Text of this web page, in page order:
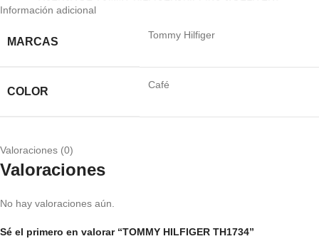
Información adicional
MARCAS
Tommy Hilfiger
COLOR
Café
Valoraciones (0)
Valoraciones
No hay valoraciones aún.
Sé el primero en valorar “TOMMY HILFIGER TH1734”